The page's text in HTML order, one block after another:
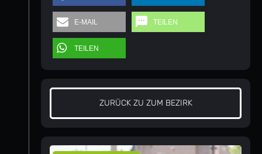
E-MAIL TEILEN
TEILEN
ZURÜCK ZU ZUM BEZIRK